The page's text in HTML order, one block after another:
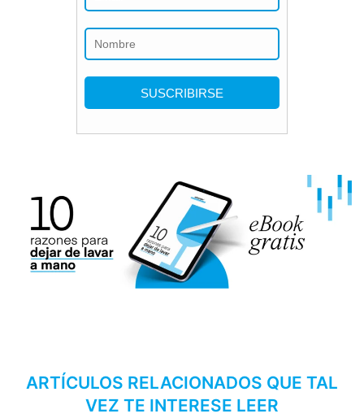
ARTÍCULOS RELACIONADOS QUE TAL
VEZ TE INTERESE LEER